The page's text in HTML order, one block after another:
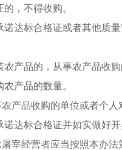
，不得收购。
诺达标合格证或者其他质
农产品的，从事农产品收
产品的数量。
农产品收购的单位或者个
达标合格证并如实做好
宰经营者应当按照本办法